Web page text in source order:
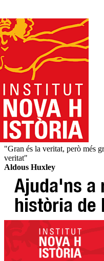
"Gran és la veritat, però més
veritat"
Aldous Huxley